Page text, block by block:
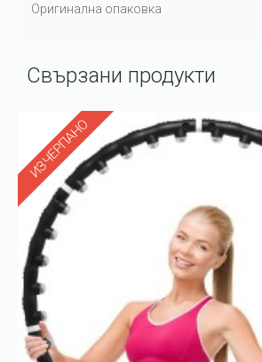
Оригинална опаковка
Свързани продукти
ИЗЧЕРПАНО